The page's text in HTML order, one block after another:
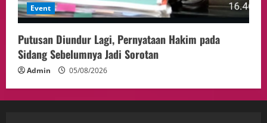
Event
Putusan Diundur Lagi, Pernyataan Hakim pada
Sidang Sebelumnya Jadi Sorotan
Admin 05/08/2026